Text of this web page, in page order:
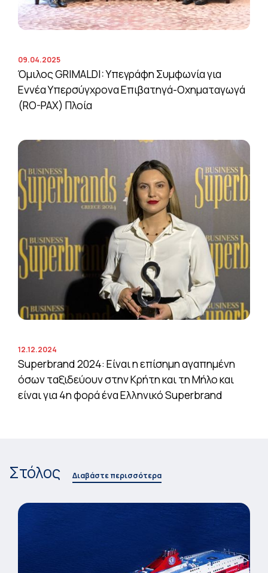
09.04.2025
Όμιλος GRIMALDI: Υπεγράφη Συμφωνία για
Εννέα Υπερσύγχρονα Επιβατηγά-Οχηματαγωγά
(RO-PAX) Πλοία
12.12.2024
Superbrand 2024: Είναι η επίσημη αγαπημένη
όσων ταξιδεύουν στην Κρήτη και τη Μήλο και
είναι για 4η φορά ένα Ελληνικό Superbrand
Στόλος Διαβάστε περισσότερα